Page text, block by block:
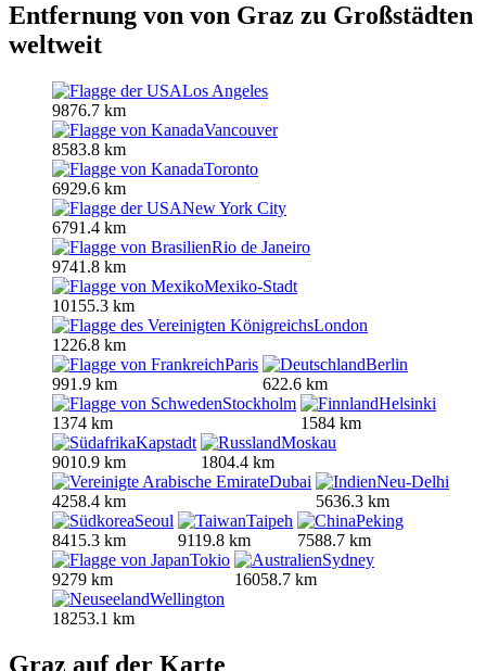
Entfernung von von Graz zu Großstädten
weltweit
Los Angeles
9876.7 km
Vancouver
8583.8 km
Toronto
6929.6 km
New York City
6791.4 km
Rio de Janeiro
9741.8 km
Mexiko-Stadt
10155.3 km
London
1226.8 km
Paris
991.9 km
Berlin
622.6 km
Stockholm
1374 km
Helsinki
1584 km
Kapstadt
9010.9 km
Moskau
1804.4 km
Dubai
4258.4 km
Neu-Delhi
5636.3 km
Seoul
8415.3 km
Taipeh
9119.8 km
Peking
7588.7 km
Tokio
9279 km
Sydney
16058.7 km
Wellington
18253.1 km
Graz auf der Karte